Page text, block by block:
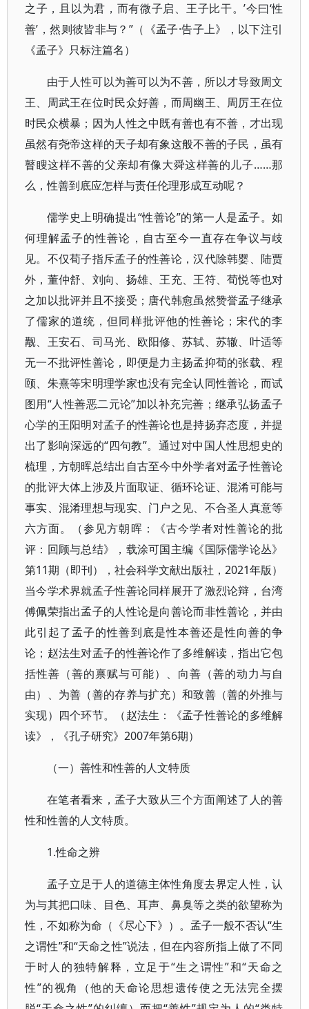
之子，且以为君，而有微子启、王子比干。’今曰‘性
善’，然则彼皆非与？”（《孟子·告子上》，以下注引
《孟子》只标注篇名）
由于人性可以为善可以为不善，所以才导致周文
王、周武王在位时民众好善，而周幽王、周厉王在位
时民众横暴；因为人性之中既有善也有不善，才出现
虽然有尧帝这样的天子却有象这般不善的子民，虽有
瞽瞍这样不善的父亲却有像大舜这样善的儿子……那
么，性善到底应怎样与责任伦理形成互动呢？
儒学史上明确提出“性善论”的第一人是孟子。如
何理解孟子的性善论，自古至今一直存在争议与歧
见。不仅荀子指斥孟子的性善论，汉代除韩婴、陆贾
外，董仲舒、刘向、扬雄、王充、王符、荀悦等也对
之加以批评并且不接受；唐代韩愈虽然赞誉孟子继承
了儒家的道统，但同样批评他的性善论；宋代的李
觏、王安石、司马光、欧阳修、苏轼、苏辙、叶适等
无一不批评性善论，即便是力主扬孟抑荀的张载、程
颐、朱熹等宋明理学家也没有完全认同性善论，而试
图用“人性善恶二元论”加以补充完善；继承弘扬孟子
心学的王阳明对孟子的性善论也是持扬弃态度，并提
出了影响深远的“四句教”。通过对中国人性思想史的
梳理，方朝晖总结出自古至今中外学者对孟子性善论
的批评大体上涉及片面取证、循环论证、混淆可能与
事实、混淆理想与现实、门户之见、不合圣人真意等
六方面。（参见方朝晖：《古今学者对性善论的批
评：回顾与总结》，载涂可国主编《国际儒学论丛》
第11期（即刊），社会科学文献出版社，2021年版）
当今学术界就孟子性善论同样展开了激烈论辩，台湾
傅佩荣指出孟子的人性论是向善论而非性善论，并由
此引起了孟子的性善到底是性本善还是性向善的争
论；赵法生对孟子的性善论作了多维解读，指出它包
括性善（善的禀赋与可能）、向善（善的动力与自
由）、为善（善的存养与扩充）和致善（善的外推与
实现）四个环节。（赵法生：《孟子性善论的多维解
读》，《孔子研究》2007年第6期）
（一）善性和性善的人文特质
在笔者看来，孟子大致从三个方面阐述了人的善
性和性善的人文特质。
1.性命之辨
孟子立足于人的道德主体性角度去界定人性，认
为与其把口味、目色、耳声、鼻臭等之类的欲望称为
性，不如称为命（《尽心下》）。孟子一般不否认“生
之谓性”和“天命之性”说法，但在内容所指上做了不同
于时人的独特解释，立足于“生之谓性”和“天命之
性”的视角（他的天命论思想遗传使之无法完全摆